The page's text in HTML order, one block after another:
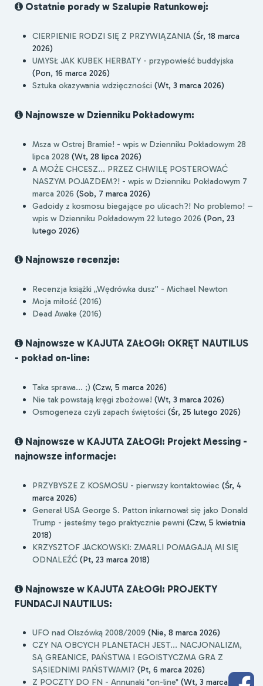
Ostatnie porady w Szalupie Ratunkowej:
CIERPIENIE RODZI SIĘ Z PRZYWIĄZANIA (Śr, 18 marca
2026)
UMYSŁ JAK KUBEK HERBATY - przypowieść buddyjska
(Pon, 16 marca 2026)
Sztuka okazywania wdzięczności (Wt, 3 marca 2026)
Najnowsze w Dzienniku Pokładowym:
Msza w Ostrej Bramie! - wpis w Dzienniku Pokładowym 28
lipca 2028 (Wt, 28 lipca 2026)
A MOŻE CHCESZ... PRZEZ CHWILĘ POSTEROWAĆ
NASZYM POJAZDEM?! - wpis w Dzienniku Pokładowym 7
marca 2026 (Sob, 7 marca 2026)
Gadoidy z kosmosu biegające po ulicach?! No problemo! –
wpis w Dzienniku Pokładowym 22 lutego 2026 (Pon, 23
lutego 2026)
Najnowsze recenzje:
Recenzja książki „Wędrówka dusz” - Michael Newton
Moja miłość (2016)
Dead Awake (2016)
Najnowsze w KAJUTA ZAŁOGI: OKRĘT NAUTILUS
- pokład on-line:
Taka sprawa... ;) (Czw, 5 marca 2026)
Nie tak powstają kręgi zbożowe! (Wt, 3 marca 2026)
Osmogeneza czyli zapach świętości (Śr, 25 lutego 2026)
Najnowsze w KAJUTA ZAŁOGI: Projekt Messing -
najnowsze informacje:
PRZYBYSZE Z KOSMOSU - pierwszy kontaktowiec (Śr, 4
marca 2026)
Generał USA George S. Patton inkarnował się jako Donald
Trump - jesteśmy tego praktycznie pewni (Czw, 5 kwietnia
2018)
KRZYSZTOF JACKOWSKI: ZMARLI POMAGAJĄ MI SIĘ
ODNALEŹĆ (Pt, 23 marca 2018)
Najnowsze w KAJUTA ZAŁOGI: PROJEKTY
FUNDACJI NAUTILUS:
UFO nad Olszówką 2008/2009 (Nie, 8 marca 2026)
CZY NA OBCYCH PLANETACH JEST... NACJONALIZM,
SĄ GREANICE, PAŃSTWA I EGOISTYCZMA GRA Z
SĄSIEDNIMI PAŃSTWAMI? (Pt, 6 marca 2026)
Z POCZTY DO FN - Annunaki "on-line" (Wt, 3 marca 2026)